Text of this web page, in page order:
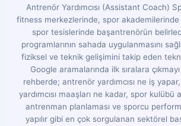
Antrenör Yardımcısı (Assistant Coach)
fitness merkezlerinde, spor
spor tesislerinde başantrenörün
programlarının sahada uygulanmasını
fiziksel ve teknik gelişimini takip eden
Google aramalarında ilk sıralara
rehberde; antrenör yardımcısı ne iş
yardımcısı maaşları ne kadar, spor kulübü
antrenman planlaması ve sporcu
yapılır gibi en çok sorgulanan sektörel